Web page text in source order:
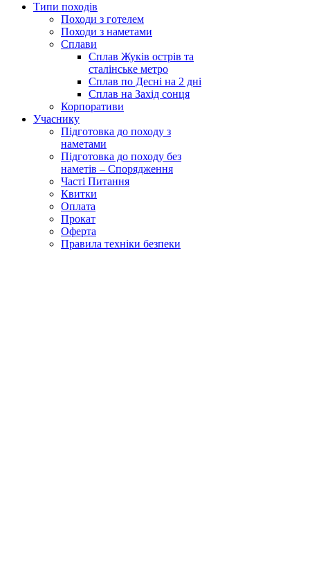
Типи походів
Походи з готелем
Походи з наметами
Сплави
Сплав Жуків острів та
сталінське метро
Сплав по Десні на 2 дні
Сплав на Захід сонця
Корпоративи
Учаснику
Підготовка до походу з
наметами
Підготовка до походу без
наметів – Спорядження
Часті Питання
Квитки
Оплата
Прокат
Оферта
Правила техніки безпеки